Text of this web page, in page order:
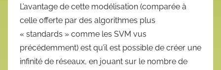
L’avantage de cette modélisation (comparée à
celle offerte par des algorithmes plus
« standards » comme les SVM vus
précédemment) est qu’il est possible de créer une
infinité de réseaux, en jouant sur le nombre de